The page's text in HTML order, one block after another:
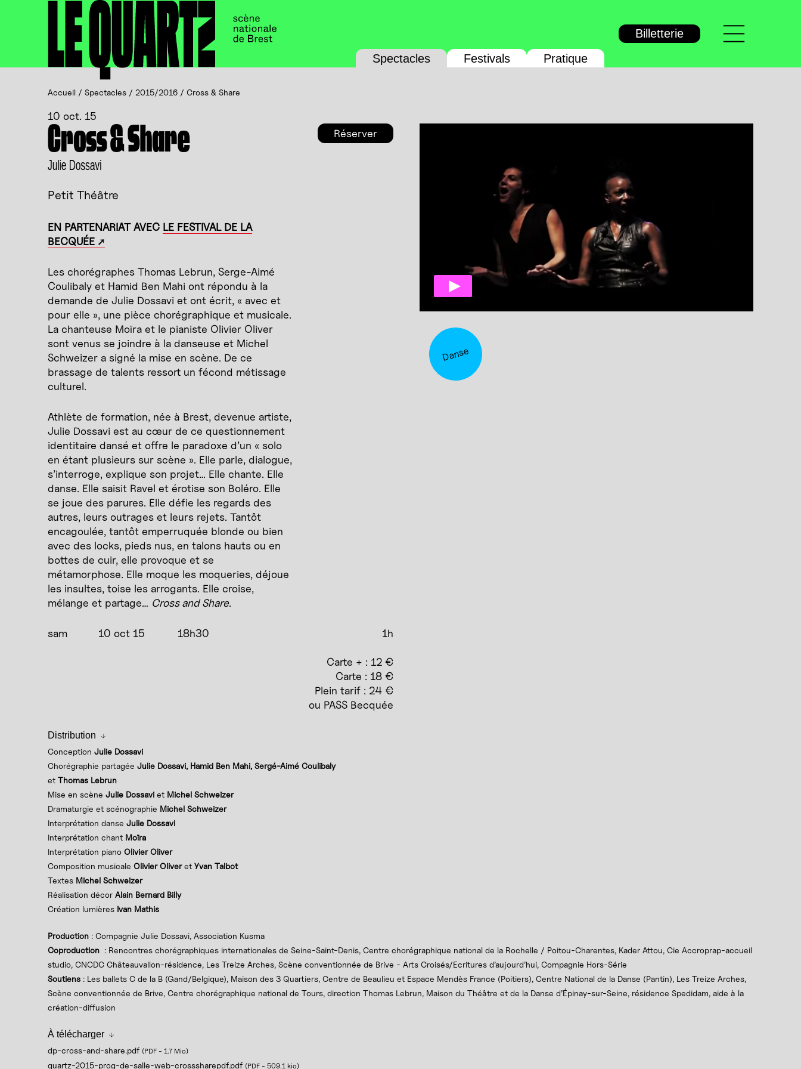
Panneau de gestion des cookies
Spectacles Festivals Pratique
Billetterie
Menu
Accueil / Spectacles / 2015/2016 / Cross & Share
10 oct. 15
Danse
Cross & Share
Julie Dossavi
Petit Théâtre
EN PARTENARIAT AVEC LE FESTIVAL DE LA
BECQUÉE
Les chorégraphes Thomas Lebrun, Serge-Aimé
Coulibaly et Hamid Ben Mahi ont répondu à la
demande de Julie Dossavi et ont écrit, « avec et
pour elle », une pièce chorégraphique et musicale.
La chanteuse Moïra et le pianiste Olivier Oliver
sont venus se joindre à la danseuse et Michel
Schweizer a signé la mise en scène. De ce
brassage de talents ressort un fécond métissage
culturel.
Athlète de formation, née à Brest, devenue artiste,
Julie Dossavi est au cœur de ce questionnement
identitaire dansé et offre le paradoxe d’un « solo
en étant plusieurs sur scène ». Elle parle, dialogue,
s’interroge, explique son projet… Elle chante. Elle
danse. Elle saisit Ravel et érotise son Boléro. Elle
se joue des parures. Elle défie les regards des
autres, leurs outrages et leurs rejets. Tantôt
encagoulée, tantôt emperruquée blonde ou bien
avec des locks, pieds nus, en talons hauts ou en
bottes de cuir, elle provoque et se
métamorphose. Elle moque les moqueries, déjoue
les insultes, toise les arrogants. Elle croise,
mélange et partage… Cross and Share.
Réserver
sam 10 oct 15 18h30 1h
Carte + : 12 €
Carte : 18 €
Plein tarif : 24 €
ou PASS Becquée
Distribution
Conception Julie Dossavi
Chorégraphie partagée Julie Dossavi, Hamid Ben Mahi, Sergé-Aimé Coulibaly
et Thomas Lebrun
Mise en scène Julie Dossavi et Michel Schweizer
Dramaturgie et scénographie Michel Schweizer
Interprétation danse Julie Dossavi
Interprétation chant Moïra
Interprétation piano Olivier Oliver
Composition musicale Olivier Oliveret Yvan Talbot
Textes Michel Schweizer
Réalisation décor Alain Bernard Billy
Création lumières Ivan Mathis
Production : Compagnie Julie Dossavi, Association Kusma
Coproduction : Rencontres chorégraphiques internationales de Seine-Saint-Denis, Centre chorégraphique national de la Rochelle / Poitou-Charentes, Kader Attou, Cie Accroprap-accueil
studio, CNCDC Châteauvallon-résidence, Les Treize Arches, Scène conventionnée de Brive - Arts Croisés/Ecritures d’aujourd’hui, Compagnie Hors-Série
Soutiens : Les ballets C de la B (Gand/Belgique), Maison des 3 Quartiers, Centre de Beaulieu et Espace Mendès France (Poitiers), Centre National de la Danse (Pantin), Les Treize Arches,
Scène conventionnée de Brive, Centre chorégraphique national de Tours, direction Thomas Lebrun, Maison du Théâtre et de la Danse d’Épinay-sur-Seine, résidence Spedidam, aide à la
création-diffusion
À télécharger
dp-cross-and-share.pdf (PDF - 1.7 Mio)
quartz-2015-prog-de-salle-web-crosssharepdf.pdf (PDF - 509.1 kio)